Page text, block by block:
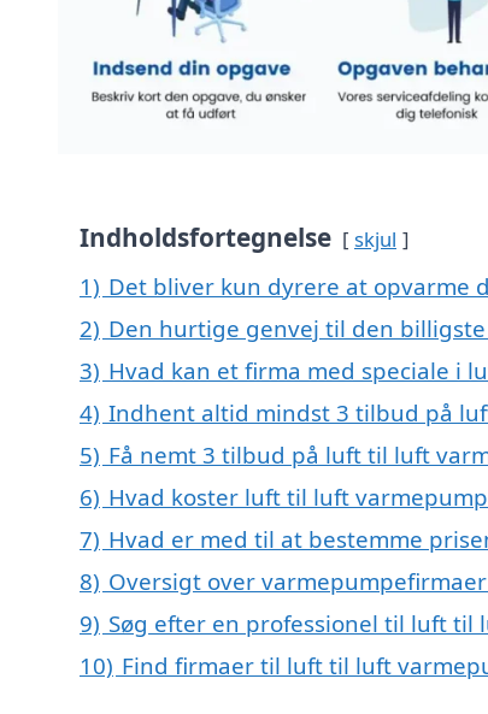
Indholdsfortegnelse skjul
1) Det bliver kun dyrere at opvarme
2) Den hurtige genvej til den
3) Hvad kan et firma med speciale i
4) Indhent altid mindst 3 tilbud på
5) Få nemt 3 tilbud på luft til luft
6) Hvad koster luft til luft
7) Hvad er med til at bestemme
8) Oversigt over
9) Søg efter en professionel til luft
10) Find firmaer til luft til luft